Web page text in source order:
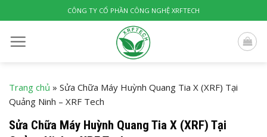
to
content
CÔNG TY CỔ PHẦN CÔNG NGHỆ XRFTECH
Trang chủ » Sửa Chữa Máy Huỳnh Quang Tia X (XRF) Tại
Quảng Ninh – XRF Tech
Sửa Chữa Máy Huỳnh Quang Tia X (XRF) Tại